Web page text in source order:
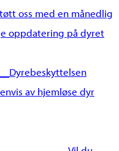
oss med en månedlig
oppdatering på dyret
Dyrebeskyttelsen
av hjemløse dyr